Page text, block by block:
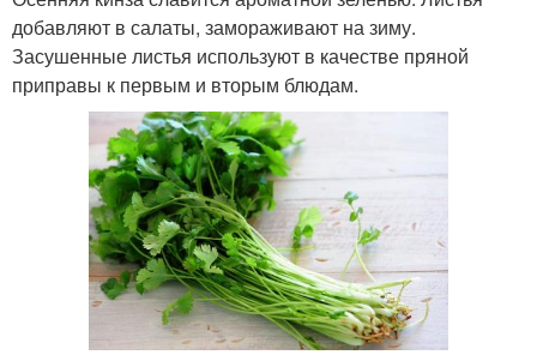
добавляют в салаты, замораживают на зиму.
Засушенные листья используют в качестве пряной
приправы к первым и вторым блюдам.